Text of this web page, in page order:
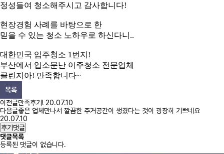
정성들여 청소해주시고 감사합니다!
현장경험 사례를 바탕으로 한
믿을 수 있는 청소 노하우로 하신다니..
대한민국 입주청소 1번지!
부산에서 입소문난 이주청소 전문업체​
클린지아! 만족합니다~
목록
이전글만족후기! 20.07.10
다음글좋은 업체만나서 깔끔한 주거공간이 생겼다는 것이 굉장히 기쁘네요
20.07.10
후기댓글
댓글목록
등록된 댓글이 없습니다.